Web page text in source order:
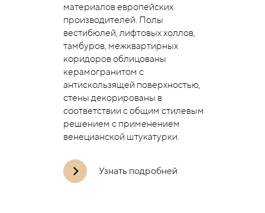
материалов европейских
производителей. Полы
вестибюлей, лифтовых холлов,
тамбуров, межквартирных
коридоров облицованы
керамогранитом с
антискользящей поверхностью,
стены декорированы в
соответствии с общим стилевым
решением с применением
венецианской штукатурки.
Узнать подробней